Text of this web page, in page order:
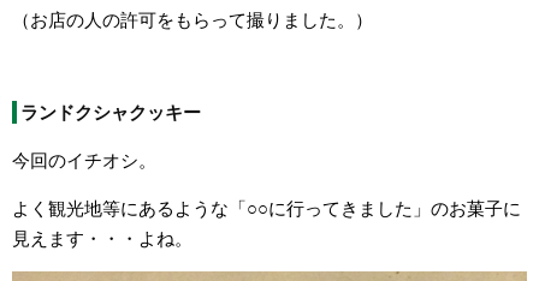
（お店の人の許可をもらって撮りました。）
ランドクシャクッキー
今回のイチオシ。
よく観光地等にあるような「○○に行ってきました」のお菓子に
見えます・・・よね。